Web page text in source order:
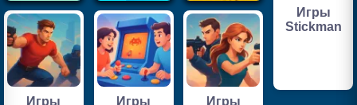
Игры
Stickman
Игры
Игры
Игры